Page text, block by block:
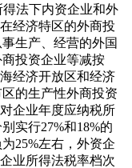
法下内资企业和外
经济特区的外商投
生产、经营的外国
投资企业等减按
经济开放区和经济
的生产性外商投资
企业年度应纳税所
实行27%和18%的
25%左右，外资企
业所得法税率档次